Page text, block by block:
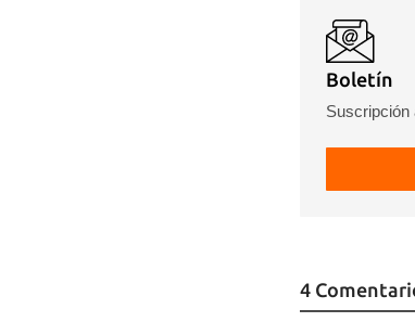
Boletín
Suscripción
4